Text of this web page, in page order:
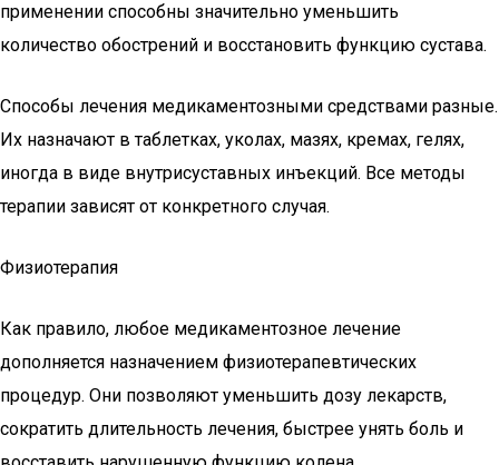
применении способны значительно уменьшить
количество обострений и восстановить функцию сустава.
Способы лечения медикаментозными средствами разные.
Их назначают в таблетках, уколах, мазях, кремах, гелях,
иногда в виде внутрисуставных инъекций. Все методы
терапии зависят от конкретного случая.
Физиотерапия
Как правило, любое медикаментозное лечение
дополняется назначением физиотерапевтических
процедур. Они позволяют уменьшить дозу лекарств,
сократить длительность лечения, быстрее унять боль и